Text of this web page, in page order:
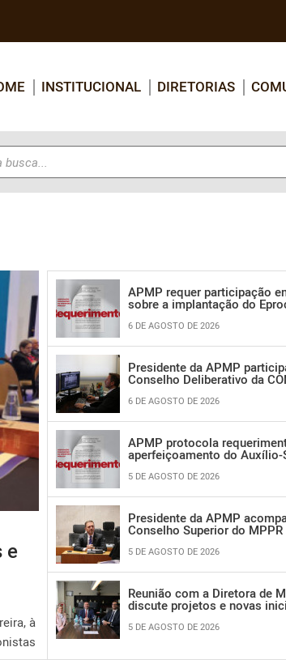
INSTITUCIONAL DIRETORIAS
e
à
APMP requer participação
sobre a implantação do
6 DE AGOSTO DE 2026
Presidente da APMP
Conselho Deliberativo da
6 DE AGOSTO DE 2026
APMP protocola
aperfeiçoamento do Auxílio-
5 DE AGOSTO DE 2026
Presidente da APMP
Conselho Superior do MPPR
5 DE AGOSTO DE 2026
Reunião com a Diretora de
discute projetos e novas
5 DE AGOSTO DE 2026